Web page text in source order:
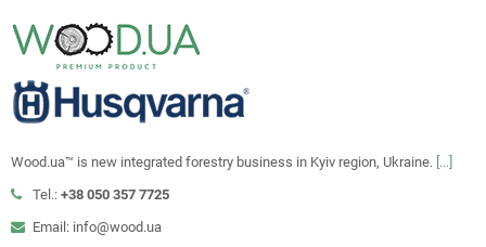
Wood.ua™ is new integrated forestry business in Kyiv region, Ukraine. [...]
Tel.: +38 050 357 7725
Email: info@wood.ua